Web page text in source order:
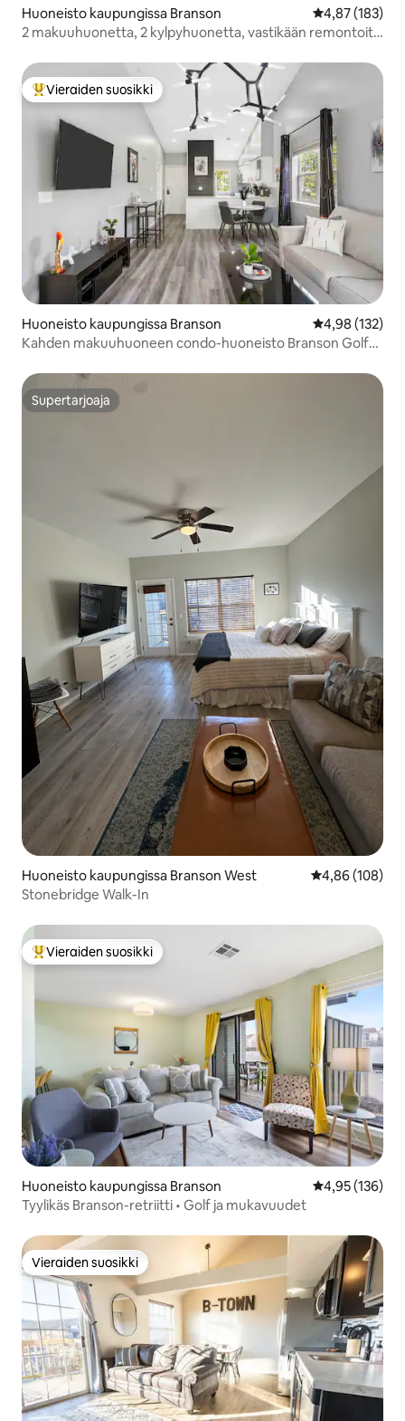
Huoneisto kaupungissa Branson
4,87 (183)
2 makuuhuonetta, 2 kylpyhuonetta, vastikään remontoitu
Vieraiden suosikkien parhaimmistoa
Vieraiden suosikki
Huoneisto kaupungissa Branson
4,98 (132)
Kahden makuuhuoneen condo-huoneisto Branson Golf
Supertarjoaja
Supertarjoaja
Huoneisto kaupungissa Branson West
4,86 (108)
Stonebridge Walk-In
Vieraiden suosikkien parhaimmistoa
Vieraiden suosikki
Huoneisto kaupungissa Branson
4,95 (136)
Tyylikäs Branson-retriitti • Golf ja mukavuudet
Vieraiden suosikki
Vieraiden suosikki